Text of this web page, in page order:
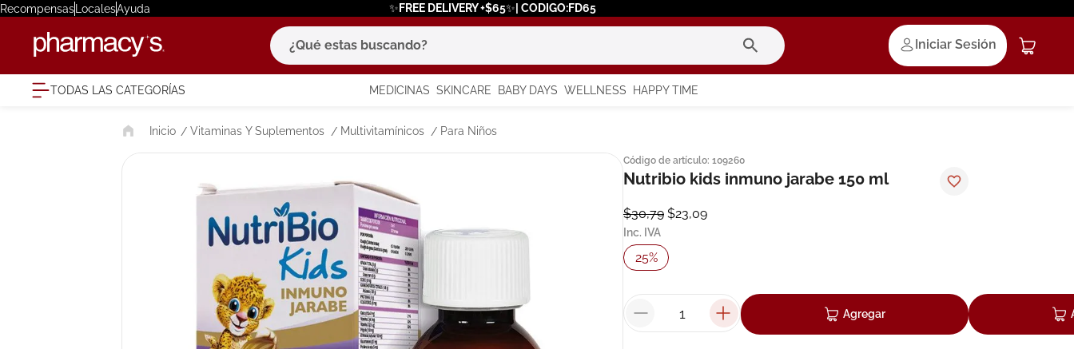
RecompensasLocalesAyuda ✨FREE DELIVERY +$65✨| CODIGO:FD65
¿Qué estas buscando?
Iniciar Sesión
TODAS LAS CATEGORÍAS MEDICINAS SKINCARE BABY DAYS WELLNESS HAPPY TIME
Vitaminas Y Suplementos Multivitamínicos Para Niños
Código de artículo: 109260
Nutribio kids inmuno jarabe 150 ml
$30,79 $23,09
Inc. IVA
25%
Agregar
términos más buscados
1. eucerin
3. bioderma
4. pilexil
5 cerave
6. degraler
7. isdin
8. roche posay